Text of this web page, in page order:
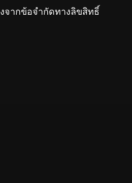
จากข้อจำกัดทางลิขสิทธิ์